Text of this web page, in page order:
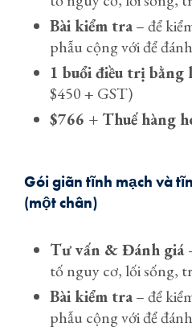
Bài kiểm tra– để
phẫu cộng với để
1 buổi điều trị bằng
$450 + GST)
$766 + Thuế hàng
Gói giãn tĩnh mạch và
(một chân)
Tư vấn & Đánh giá
tố nguy cơ, lối sống,
Bài kiểm tra– để
phẫu cộng với để